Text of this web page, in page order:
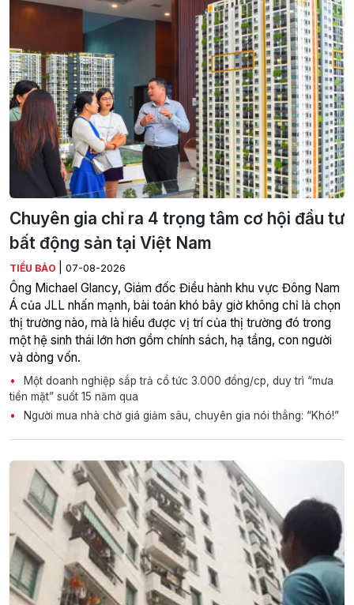
Chuyên gia chỉ ra 4 trọng tâm cơ hội đầu tư
bất động sản tại Việt Nam
TIỂU BẢO 07-08-2026
Ông Michael Glancy, Giám đốc Điều hành khu vực Đông Nam
Á của JLL nhấn mạnh, bài toán khó bây giờ không chỉ là chọn
thị trường nào, mà là hiểu được vị trí của thị trường đó trong
một hệ sinh thái lớn hơn gồm chính sách, hạ tầng, con người
và dòng vốn.
Một doanh nghiệp sắp trả cổ tức 3.000 đồng/cp, duy trì “mưa
tiền mặt” suốt 15 năm qua
Người mua nhà chờ giá giảm sâu, chuyên gia nói thẳng: “Khó!”